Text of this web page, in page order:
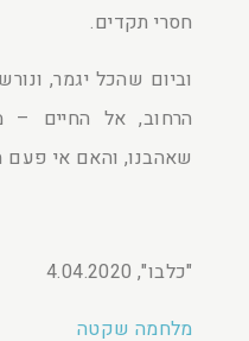
חסרי תקדים.
וביום שהכל יגמר,
הרחוב, אל החיים –
שאהבנו, והאם אי פעם
"כלבו", 4.04.2020
מלחמה שקטה